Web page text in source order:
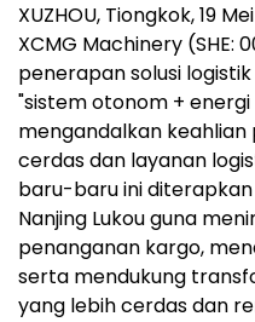
XUZHOU, Tiongkok, 19
XCMG Machinery (SHE:
penerapan solusi
"sistem otonom +
mengandalkan
cerdas dan layanan
baru-baru ini
Nanjing Lukou guna
penanganan kargo,
serta mendukung
yang lebih cerdas dan